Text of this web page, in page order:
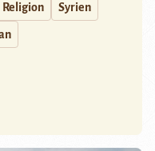
Religion Syrien